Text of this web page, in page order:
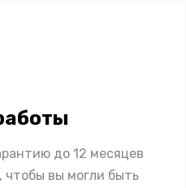
до 12 месяцев
чтобы вы могли быть